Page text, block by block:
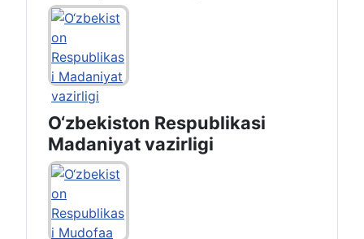
O‘zbekiston Respublikasi
Madaniyat vazirligi